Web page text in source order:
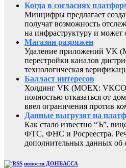
Когда в согласиях
Минцифры предлагает
получат возможность
на инфраструктуру и может
Магазин разряжен
Удаление приложений VK
перестройки каналов
технологическая
Балласт интересов
Холдинг VK (MOEX: VKCO)
полностью отказаться от
ввел ограничения против
Данные выгрузят на
Как стало известно “Ъ”,
ФТС, ФНС и Росреестра.
дополнительных данных об
новости ДОНБАССА